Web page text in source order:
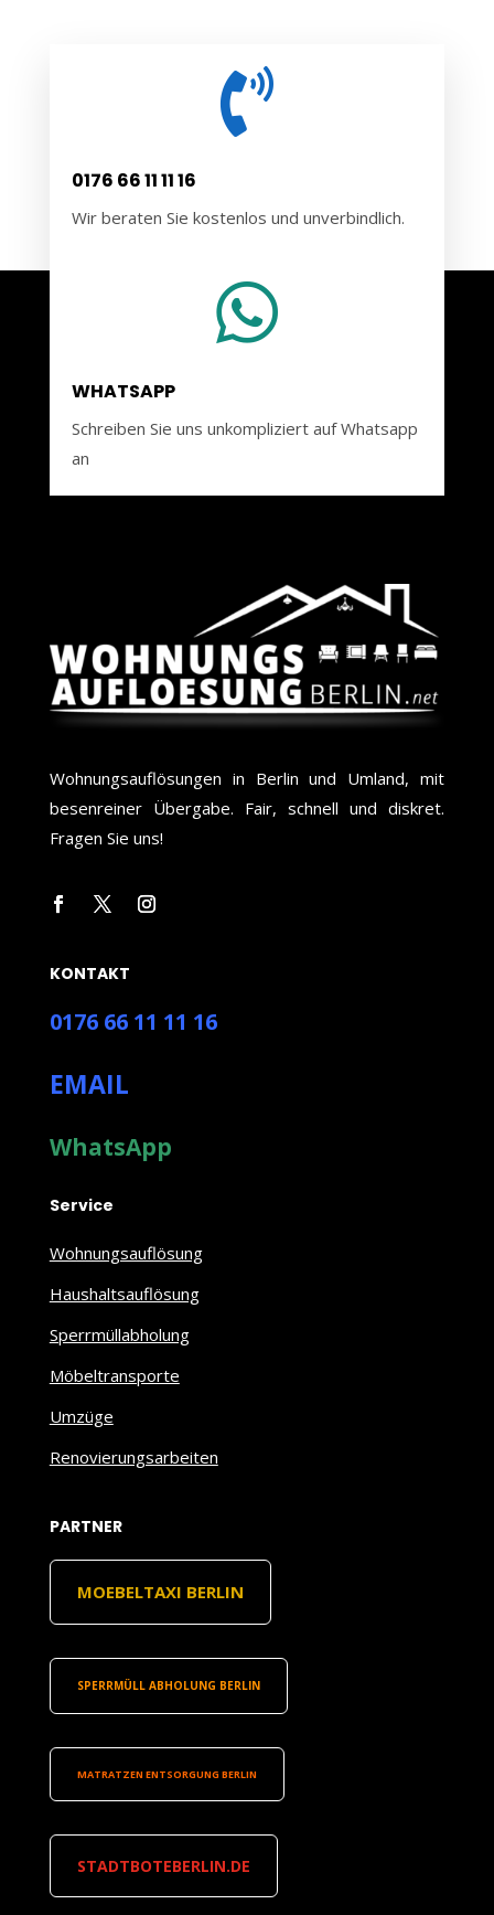

0176 66 11 11 16
Wir beraten Sie kostenlos und unverbindlich.

WHATSAPP
Schreiben Sie uns unkompliziert auf Whatsapp
an
Wohnungsauflösungen in Berlin und Umland, mit
besenreiner Übergabe. Fair, schnell und diskret.
Fragen Sie uns!
KONTAKT
0176 66 11 11 16
EMAIL
WhatsApp
Service
Wohnungsauflösung
Haushaltsauflösung
Sperrmüllabholung
Möbeltransporte
Umzüge
Renovierungsarbeiten
PARTNER
MOEBELTAXI BERLIN
SPERRMÜLL ABHOLUNG BERLIN
MATRATZEN ENTSORGUNG BERLIN
STADTBOTEBERLIN.DE